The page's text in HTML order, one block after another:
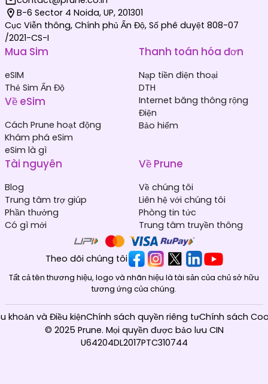
B-6 Sector 4 Noida, UP, 201301
Cục Viễn thông, Chính phủ Ấn Độ, Số phê duyệt 808-07
/2021-CS-I
Mua Sim
eSIM
Thẻ Sim Ấn Độ
Về eSim
Cách Prune hoạt động
Khám phá eSim
eSim là gì
Thanh toán hóa đơn
Nạp tiền điện thoại
DTH
Internet băng thông rộng
Điện
Bảo hiểm
Tài nguyên
Blog
Trung tâm trợ giúp
Phần thưởng
Có gì mới
Về Prune
Về chúng tôi
Liên hệ với chúng tôi
Phòng tin tức
Trung tâm truyền thông
Theo dõi chúng tôi
Tất cả tên thương hiệu, logo và nhãn hiệu là tài sản của chủ sở hữu
tương ứng của chúng.
© 2025 Prune. Mọi quyền được bảo lưu CIN
U64204DL2017PTC310744
khoản và Điều kiệnChính sách quyền riêng tưChính sách